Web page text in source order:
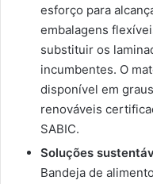
esforço para
embalagens
substituir os
incumbentes. O
disponível em
renováveis
SABIC.
Soluções
Bandeja de